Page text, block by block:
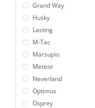
Grand Way
Husky
Lasting
M-Tac
Marsupio
Meteor
Neverland
Optimus
Osprey